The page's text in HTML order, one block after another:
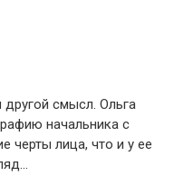
другой смысл. Ольга
начальника с
черты лица, что и у ее